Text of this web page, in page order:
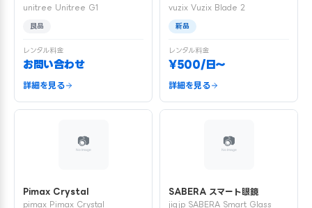
unitree Unitree G1
良品
レンタル料金
お問い合わせ
詳細を見る
vuzix Vuzix Blade 2
新品
レンタル料金
¥500/日〜
詳細を見る
Pimax Crystal
pimax Pimax Crystal
SABERA スマート眼鏡
jigjp SABERA Smart Glass